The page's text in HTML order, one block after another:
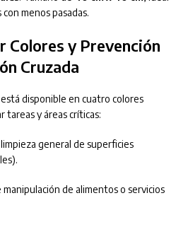
menos pasadas.
Colores y Prevención
Cruzada
disponible en cuatro colores
tareas y áreas críticas:
general de superficies
manipulación de alimentos o servicios